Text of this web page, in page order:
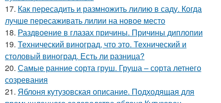
17. Как пересадить и размножить лилию в саду. Когда
лучше пересаживать лилии на новое место
18. Раздвоение в глазах причины. Причины диплопии
19. Технический виноград, что это. Технический и
столовый виноград. Есть ли разница?
20. Самые ранние сорта груш. Груша – сорта летнего
созревания
21. Яблоня кутузовская описание. Подходящая для